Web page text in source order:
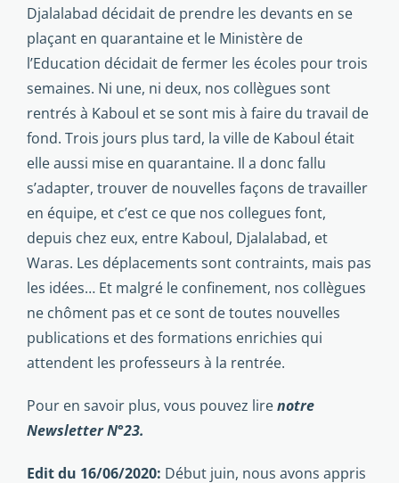
Djalalabad décidait de prendre les devants en se
plaçant en quarantaine et le Ministère de
l’Education décidait de fermer les écoles pour trois
semaines. Ni une, ni deux, nos collègues sont
rentrés à Kaboul et se sont mis à faire du travail de
fond. Trois jours plus tard, la ville de Kaboul était
elle aussi mise en quarantaine. Il a donc fallu
s’adapter, trouver de nouvelles façons de travailler
en équipe, et c’est ce que nos collegues font,
depuis chez eux, entre Kaboul, Djalalabad, et
Waras. Les déplacements sont contraints, mais pas
les idées… Et malgré le confinement, nos collègues
ne chôment pas et ce sont de toutes nouvelles
publications et des formations enrichies qui
attendent les professeurs à la rentrée.
Pour en savoir plus, vous pouvez lirenotre
Newsletter N°23.
Edit du 16/06/2020: Début juin, nous avons appris